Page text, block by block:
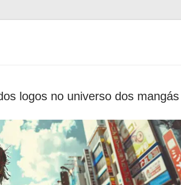
logos no universo dos mangás